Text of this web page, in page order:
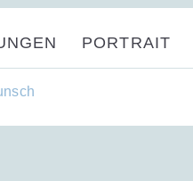
PORTRAIT